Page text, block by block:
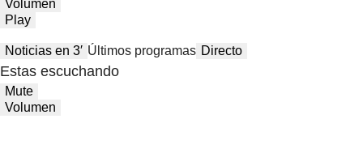
Volumen
Play
Noticias en 3′ Últimos programas Directo
Estas escuchando
Mute
Volumen